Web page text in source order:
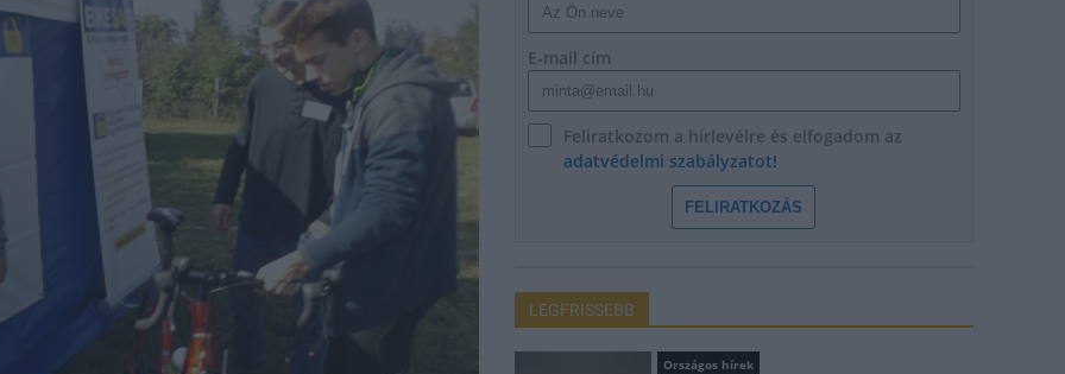
E-mail cím
Feliratkozom a hírlevélre és elfogadom az
adatvédelmi szabályzatot!
FELIRATKOZÁS
LEGFRISSEBB
Országos hírek